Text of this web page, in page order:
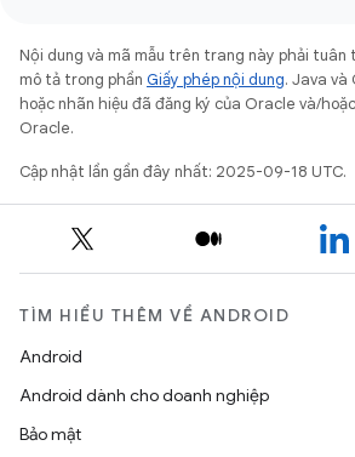
Nội dung và mã mẫu trên trang này phải tuân
mô tả trong phần Giấy phép nội dung. Java và
hoặc nhãn hiệu đã đăng ký của Oracle và/
Oracle.
Cập nhật lần gần đây nhất: 2025-09-18 UTC.
TÌM HIỂU THÊM VỀ ANDROID
Android
Android dành cho doanh nghiệp
Bảo mật